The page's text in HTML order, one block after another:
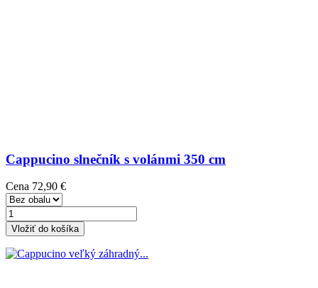
Cappucino slnečník s volánmi 350 cm
Cena 72,90 €
Vložiť do košíka